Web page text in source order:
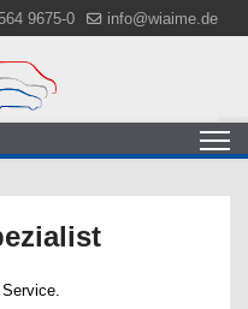
9675-0 info@wiaime.de
Service.